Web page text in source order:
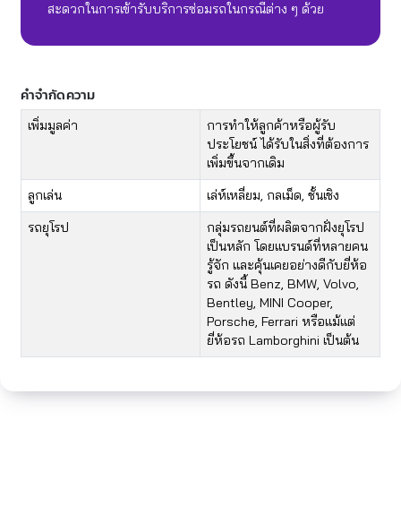
สะดวกในการเข้ารับบริการซ่อมรถในกรณีต่าง ๆ ด้วย
คำจำกัดความ
เพิ่มมูลค่า
การทำให้ลูกค้าหรือผู้รับ
ประโยชน์ ได้รับในสิ่งที่ต้องการ
เพิ่มขึ้นจากเดิม
ลูกเล่น
เล่ห์เหลี่ยม, กลเม็ด, ชั้นเชิง
รถยุโรป
กลุ่มรถยนต์ที่ผลิตจากฝั่งยุโรป
เป็นหลัก โดยแบรนด์ที่หลายคน
รู้จัก และคุ้นเคยอย่างดีกับยี่ห้อ
รถ ดังนี้ Benz, BMW, Volvo,
Bentley, MINI Cooper,
Porsche, Ferrari หรือแม้แต่
ยี่ห้อรถ Lamborghini เป็นต้น